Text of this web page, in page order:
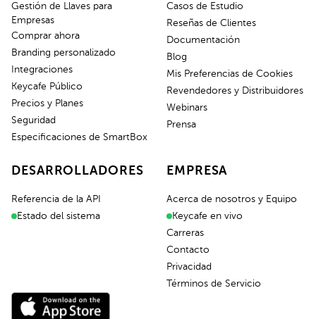
Gestión de Llaves para
Empresas
Comprar ahora
Branding personalizado
Integraciones
Keycafe Público
Precios y Planes
Seguridad
Especificaciones de SmartBox
Casos de Estudio
Reseñas de Clientes
Documentación
Blog
Mis Preferencias de Cookies
Revendedores y Distribuidores
Webinars
Prensa
DESARROLLADORES
Referencia de la API
Estado del sistema
EMPRESA
Acerca de nosotros y Equipo
Keycafe en vivo
Carreras
Contacto
Privacidad
Términos de Servicio